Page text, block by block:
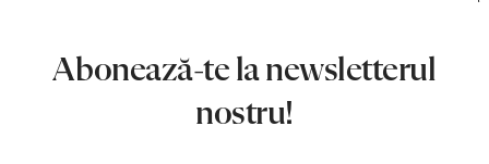
Abonează-te la newsletterul
nostru!